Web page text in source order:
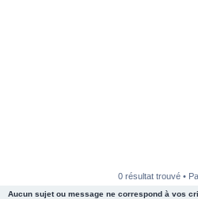
0 résultat trouvé •
Aucun sujet ou message ne correspond à vos